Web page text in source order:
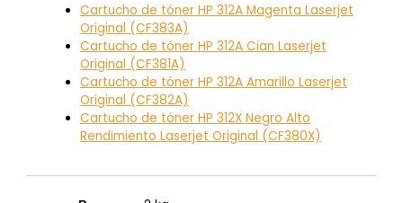
Cartucho de tóner HP 312A Magenta Laserjet
Original (CF383A)
Cartucho de tóner HP 312A Cian Laserjet
Original (CF381A)
Cartucho de tóner HP 312A Amarillo Laserjet
Original (CF382A)
Cartucho de tóner HP 312X Negro Alto
Rendimiento Laserjet Original (CF380X)